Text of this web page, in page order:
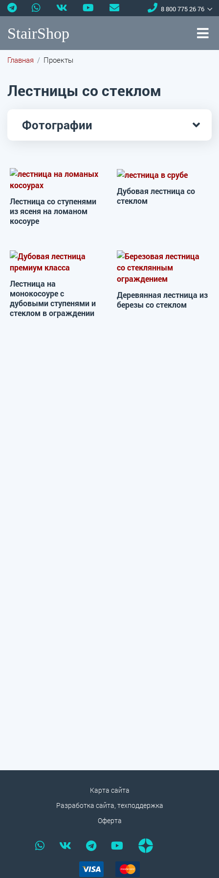
8 800 775 26 76
StairShop
Фотографии
Главная Проекты
Лестницы со стеклом
Лестница со ступенями
из ясеня на ломаном
косоуре
Дубовая лестница со
стеклом
Лестница на
монокосоуре с
дубовыми ступенями и
стеклом в ограждении
Деревянная лестница из
березы со стеклом
Карта сайта
Разработка сайта, техподдержка
Оферта